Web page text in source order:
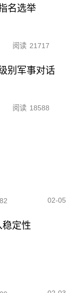
名选举
阅读 21717
别军事对话
阅读 18588
02-05
定性